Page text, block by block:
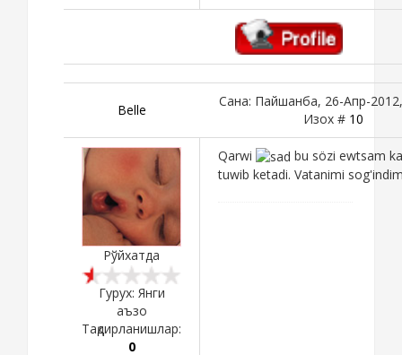
Belle
Сана: Пайшанба, 26-Апр-
Изох # 10
Рўйхатда
Гурух: Янги
аъзо
Тақдирланишлар:
0
Qarwi
bu sözi ewtsam
tuwib ketadi. Vatanimi